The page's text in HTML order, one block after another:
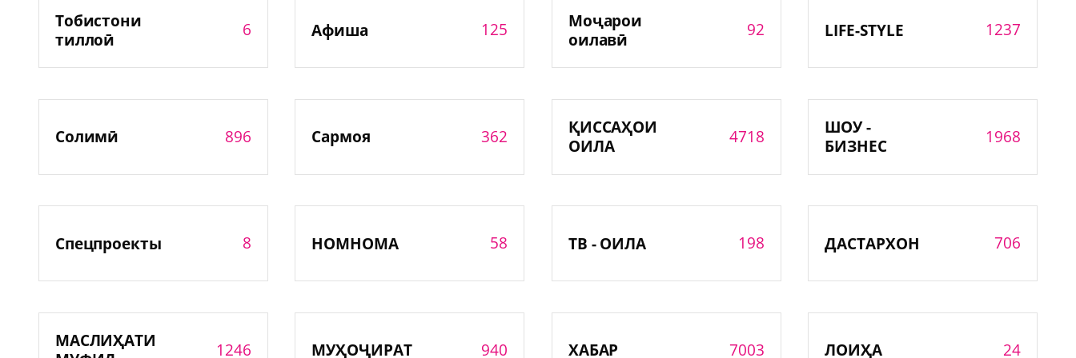
Тобистони
тиллоӣ
6 Афиша 125
Моҷарои
оилавӣ
92 LIFE-STYLE 1237
Солимӣ 896 Сармоя 362
ҚИССАҲОИ
ОИЛА
4718
ШОУ -
БИЗНЕС
1968
Спецпроекты 8 НОМНОМА 58 ТВ - ОИЛА 198 ДАСТАРХОН 706
МАСЛИҲАТИ
1246 МУҲОҶИРАТ 940 ХАБАР 7003 ЛОИҲА 24